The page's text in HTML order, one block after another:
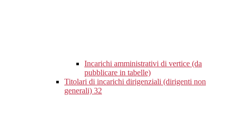
Incarichi amministrativi di vertice (da
pubblicare in tabelle)
Titolari di incarichi dirigenziali (dirigenti non
generali) 32